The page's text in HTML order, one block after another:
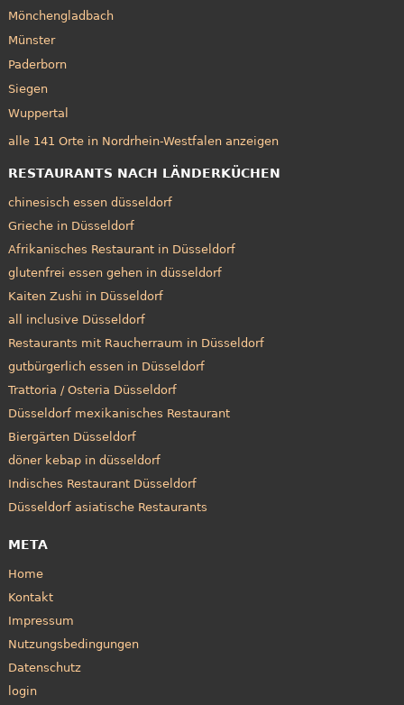
Mönchengladbach
Münster
Paderborn
Siegen
Wuppertal
alle 141 Orte in Nordrhein-Westfalen anzeigen
RESTAURANTS NACH LÄNDERKÜCHEN
chinesisch essen düsseldorf
Grieche in Düsseldorf
Afrikanisches Restaurant in Düsseldorf
glutenfrei essen gehen in düsseldorf
Kaiten Zushi in Düsseldorf
all inclusive Düsseldorf
Restaurants mit Raucherraum in Düsseldorf
gutbürgerlich essen in Düsseldorf
Trattoria / Osteria Düsseldorf
Düsseldorf mexikanisches Restaurant
Biergärten Düsseldorf
döner kebap in düsseldorf
Indisches Restaurant Düsseldorf
Düsseldorf asiatische Restaurants
META
Home
Kontakt
Impressum
Nutzungsbedingungen
Datenschutz
login